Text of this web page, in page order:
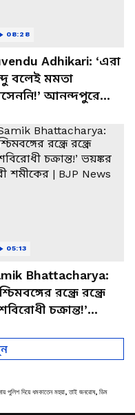
Adhikari: ‘এরা
বলেই মমতা
আনন্দপুরে
করলেন শুভেন্দু
08:28
Bhattacharya:
রন্ধ্রে রন্ধ্রে
চক্রান্ত!’
News
05:13